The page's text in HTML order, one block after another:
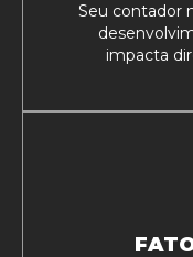
Seu contador
impacta